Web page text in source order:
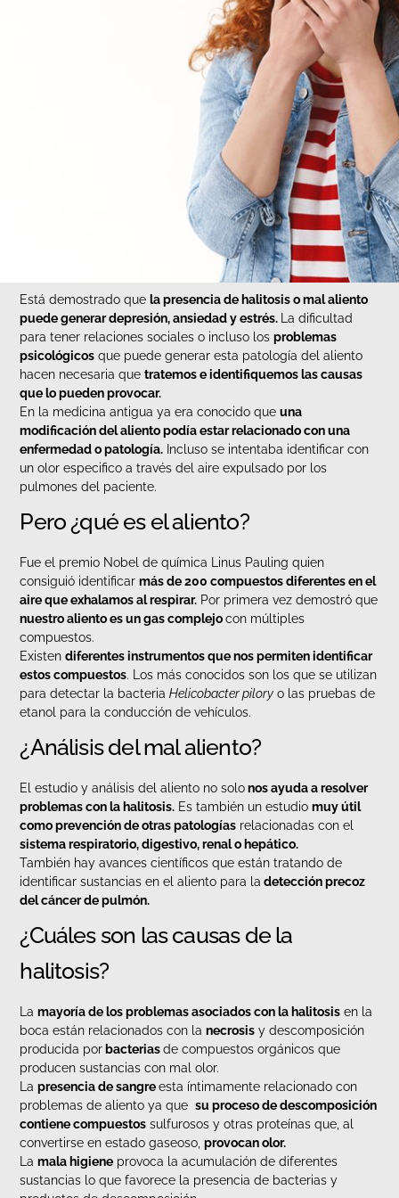
Está demostrado que la presencia de halitosis o mal aliento
puede generar depresión, ansiedad y estrés.
La dificultad
para tener relaciones sociales o incluso losproblemas
psicológicos que puede generar esta patología del aliento
hacen necesaria quetratemos e identifiquemos las causas
que lo pueden provocar.
En la medicina antigua ya era conocido queuna
modificación del aliento podía estar relacionado con una
enfermedad o patología. Incluso se intentaba identificar con
un olor especifico a través del aire expulsado por los
pulmones del paciente.
Pero ¿qué es el aliento?
Fue el premio Nobel de química Linus Pauling quien
consiguió identificarmás de 200 compuestos diferentes en el
aire que exhalamos al respirar. Por primera vez demostró que
nuestro aliento es un gas complejocon múltiples
compuestos.
Existendiferentes instrumentos que nos permiten identificar
estos compuestos. Los más conocidos son los que se utilizan
para detectar la bacteriaHelicobacter pilory o las pruebas de
etanol para la conducción de vehículos.
¿Análisis del mal aliento?
El estudio y análisis del aliento no solonos ayuda a resolver
problemas con la halitosis. Es también un estudiomuy útil
como prevención de otras patologías relacionadas con el
sistema respiratorio, digestivo, renal o hepático.
También hay avances científicos que están tratando de
identificar sustancias en el aliento para la detección precoz
del cáncer de pulmón.
¿Cuáles son las causas de la
halitosis?
Lamayoría de los problemas asociados con la halitosis en la
boca están relacionados con lanecrosis y descomposición
producida por bacteriasde compuestos orgánicos que
producen sustancias con mal olor.
Lapresencia de sangreesta íntimamente relacionado con
problemas de aliento ya quesu proceso de descomposición
contiene compuestos sulfurosos y otras proteínas que, al
convertirse en estado gaseoso,provocan olor.
Lamala higiene provoca la acumulación de diferentes
sustancias lo que favorece la presencia de bacterias y